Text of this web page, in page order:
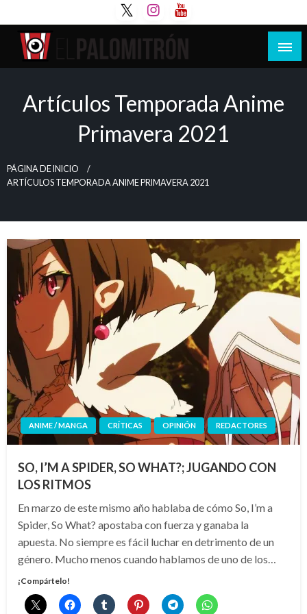
al
contenido
Tu espacio de la industria de cine española y
Artículos Temporada Anime
Primavera 2021
PÁGINA DE INICIO
ARTÍCULOS TEMPORADA ANIME PRIMAVERA 2021
ANIME / MANGA CRÍTICAS OPINIÓN REDACTORES
SO, I’M A SPIDER, SO WHAT?; JUGANDO CON
LOS RITMOS
En marzo de este mismo año hablaba de cómo So, I’m a
Spider, So What? apostaba con fuerza y ganaba la
apuesta. No siempre es fácil luchar en detrimento de un
género. Mucho menos cuando hablamos de uno de los…
¡Compártelo!